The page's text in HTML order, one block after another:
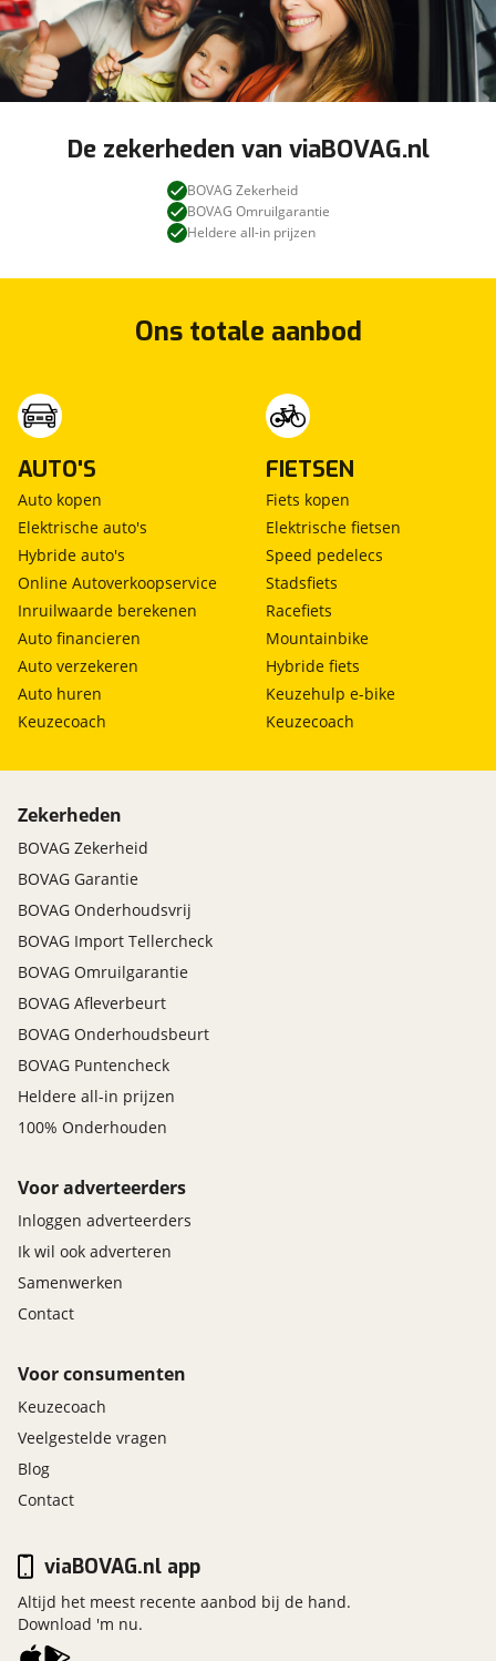
De zekerheden van viaBOVAG.nl
BOVAG Zekerheid
BOVAG Omruilgarantie
Heldere all-in prijzen
Ons totale aanbod
AUTO'S
Auto kopen
Elektrische auto's
Hybride auto's
Online Autoverkoopservice
Inruilwaarde berekenen
Auto financieren
Auto verzekeren
Auto huren
Keuzecoach
FIETSEN
Fiets kopen
Elektrische fietsen
Speed pedelecs
Stadsfiets
Racefiets
Mountainbike
Hybride fiets
Keuzehulp e-bike
Keuzecoach
Zekerheden
BOVAG Zekerheid
BOVAG Garantie
BOVAG Onderhoudsvrij
BOVAG Import Tellercheck
BOVAG Omruilgarantie
BOVAG Afleverbeurt
BOVAG Onderhoudsbeurt
BOVAG Puntencheck
Heldere all-in prijzen
100% Onderhouden
Voor adverteerders
Inloggen adverteerders
Ik wil ook adverteren
Samenwerken
Contact
Voor consumenten
Keuzecoach
Veelgestelde vragen
Blog
Contact
viaBOVAG.nl app
Altijd het meest recente aanbod bij de hand.
Download 'm nu.